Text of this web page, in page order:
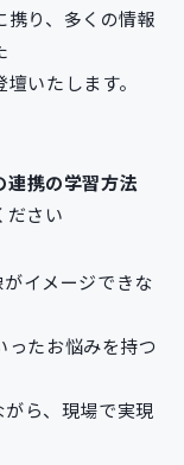
携り、多くの情報
いたします。
携の学習方法
ださい
イメージできな
ったお悩みを持つ
ら、現場で実現